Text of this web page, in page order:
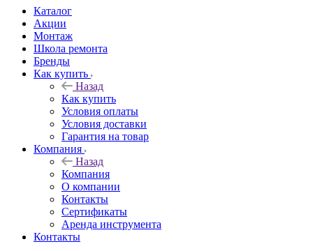
Каталог
Акции
Монтаж
Школа ремонта
Бренды
Как купить
Назад
Как купить
Условия оплаты
Условия доставки
Гарантия на товар
Компания
Назад
Компания
О компании
Контакты
Сертификаты
Аренда инструмента
Контакты